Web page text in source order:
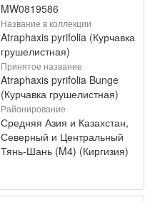
MW0819586
Название в коллекции
Atraphaxis pyrifolia (Курчавка
грушелистная)
Принятое название
Atraphaxis pyrifolia Bunge
(Курчавка грушелистная)
Районирование
Средняя Азия и Казахстан,
Северный и Центральный
Тянь-Шань (M4) (Киргизия)